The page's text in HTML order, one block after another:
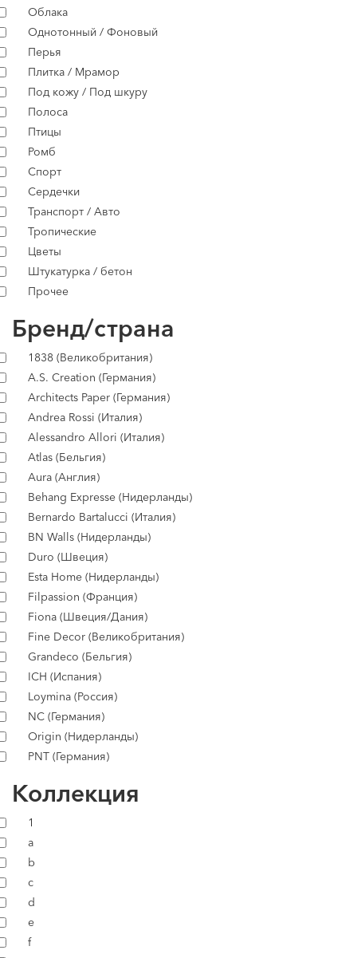
Облака
Однотонный / Фоновый
Перья
Плитка / Мрамор
Под кожу / Под шкуру
Полоса
Птицы
Ромб
Спорт
Сердечки
Транспорт / Авто
Тропические
Цветы
Штукатурка / бетон
Прочее
Бренд/страна
1838 (Великобритания)
A.S. Creation (Германия)
Architects Paper (Германия)
Andrea Rossi (Италия)
Alessandro Allori (Италия)
Atlas (Бельгия)
Aura (Англия)
Behang Expresse (Нидерланды)
Bernardo Bartalucci (Италия)
BN Walls (Нидерланды)
Duro (Швеция)
Esta Home (Нидерланды)
Filpassion (Франция)
Fiona (Швеция/Дания)
Fine Decor (Великобритания)
Grandeco (Бельгия)
ICH (Испания)
Loymina (Россия)
NC (Германия)
Origin (Нидерланды)
PNT (Германия)
Коллекция
1
a
b
c
d
e
f